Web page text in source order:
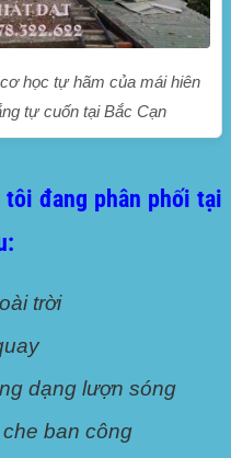
học tự hãm của mái hiên
tự cuốn tại Bắc Cạn
tôi đang phân phối tại
trời
dạng lượn sóng
ban công